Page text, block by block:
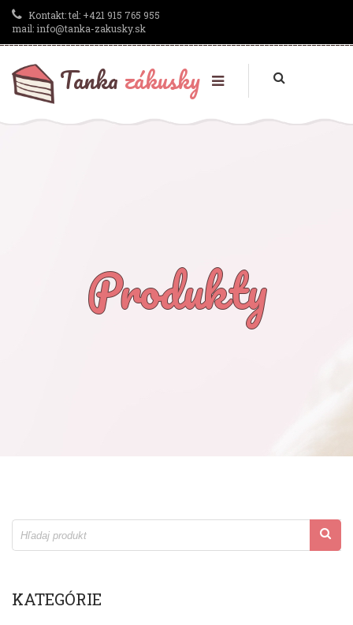
Kontakt:tel: +421 915 765 955
mail: info@tanka-zakusky.sk
Tanka zákusky
Produkty
KATEGÓRIE